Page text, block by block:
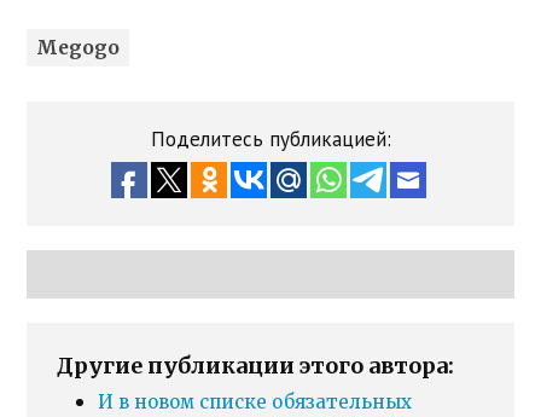
Megogo
Поделитесь публикацией:
Другие публикации этого автора:
И в новом списке обязательных